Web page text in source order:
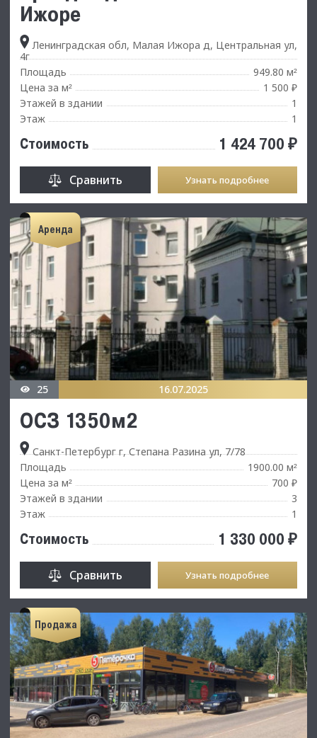
Ижоре
Ленинградская обл, Малая Ижора д, Центральная ул,
4г
Площадь
949.80 м²
Цена за м²
1 500 ₽
Этажей в здании
1
Этаж
1
Стоимость 1 424 700 ₽
Сравнить Узнать подробнее
Аренда
25 16.07.2025
ОСЗ 1350м2
Санкт-Петербург г, Степана Разина ул, 7/78
Площадь
1900.00 м²
Цена за м²
700 ₽
Этажей в здании
3
Этаж
1
Стоимость 1 330 000 ₽
Сравнить Узнать подробнее
Продажа